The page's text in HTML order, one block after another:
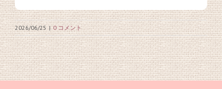
2026/06/25 | 0 コメント